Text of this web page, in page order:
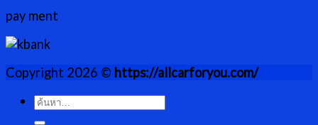
pay ment
Copyright 2026 © https://allcarforyou.com/
ค้นหา: